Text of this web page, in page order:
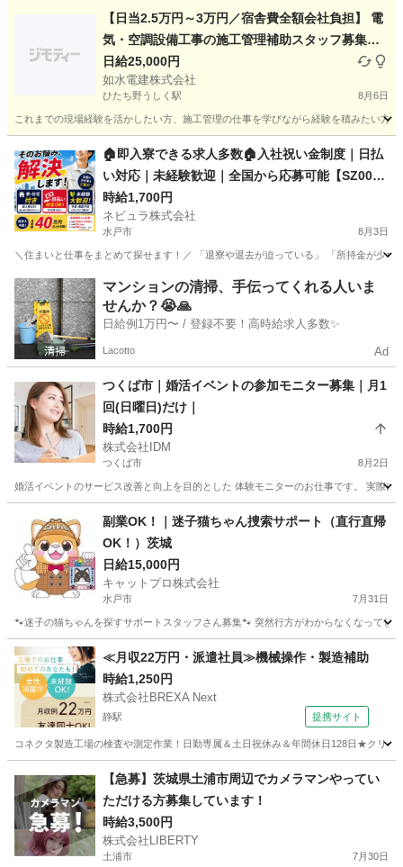
【日当2.5万円～3万円／宿舎費全額会社負担】 電
気・空調設備工事の施工管理補助スタッフ募集
《静岡・つくば各1名／工事経験者歓迎》
日給25,000円
如水電建株式会社
ひたち野うしく駅 8月6日
これまでの現場経験を活かしたい方、施工管理の仕事を学びながら経験を積みたい方
ひたち野うしく駅 その他 スタッフ
🏠即入寮できる求人多数🏠入社祝い金制度｜日払
い対応｜未経験歓迎｜全国から応募可能【SZ00
9】
時給1,700円
ネビュラ株式会社
水戸市 8月3日
＼住まいと仕事をまとめて探せます！／ 「退寮や退去が迫っている」 「所持金が少
茨城 水戸市 その他 ゴールデンウィーク
マンションの清掃、手伝ってくれる人いま
せんか？😭🙏
日給例1万円〜 / 登録不要！高時給求人多数✨
Lacotto Ad
つくば市｜婚活イベントの参加モニター募集｜月1
回(日曜日)だけ｜
時給1,700円
株式会社IDM
つくば市 8月2日
婚活イベントのサービス改善と向上を目的とした 体験モニターのお仕事です。 実際
その他 アンケート
副業OK！｜迷子猫ちゃん捜索サポート（直行直帰
OK！）茨城
日給15,000円
キャットプロ株式会社
水戸市 7月31日
🐾迷子の猫ちゃんを探すサポートスタッフさん募集🐾 突然行方がわからなくなって
茨城 水戸市 その他 スタッフ
≪月収22万円・派遣社員≫機械操作・製造補助
時給1,250円
株式会社BREXA Next
静駅 提携サイト
コネクタ製造工場の検査や測定作業！日勤専属＆土日祝休み＆年間休日128日★クリ
常陸大宮市 静駅 その他
【急募】茨城県土浦市周辺でカメラマンやってい
ただける方募集しています！
時給3,500円
株式会社LIBERTY
土浦市 7月30日